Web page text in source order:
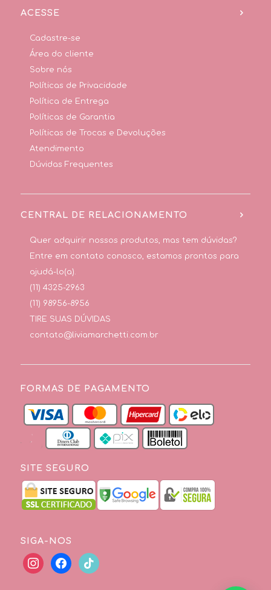
ACESSE
Cadastre-se
Área do cliente
Sobre nós
Políticas de Privacidade
Política de Entrega
Políticas de Garantia
Políticas de Trocas e Devoluções
Atendimento
Dúvidas Frequentes
CENTRAL DE RELACIONAMENTO
Quer adquirir nossos produtos, mas tem dúvidas?
Entre em contato conosco, estamos prontos para
ajudá-lo(a).
(11) 4325-2963
(11) 98956-8956
TIRE SUAS DÚVIDAS
contato@liviamarchetti.com.br
FORMAS DE PAGAMENTO
SITE SEGURO
SIGA-NOS